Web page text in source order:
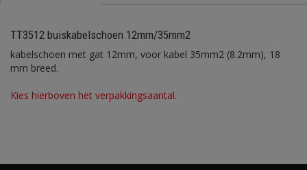
TT3512 buiskabelschoen 12mm/35mm2
kabelschoen met gat 12mm, voor kabel 35mm2 (8.2mm), 18
mm breed.
Kies hierboven het verpakkingsaantal.